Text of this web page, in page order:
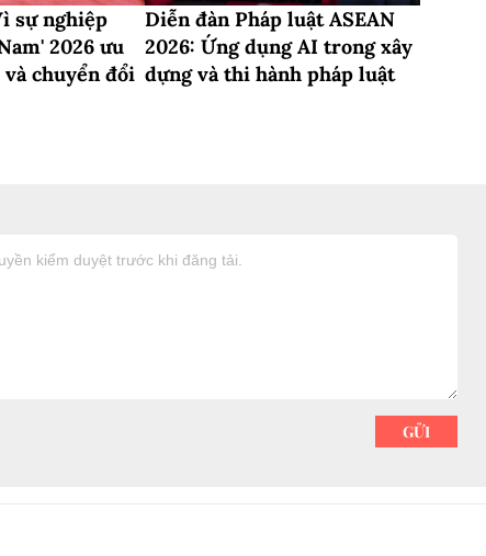
sự nghiệp
2026 ưu
chuyển đổi
Diễn đàn Pháp luật ASEAN
2026: Ứng dụng AI trong xây
dựng và thi hành pháp luật